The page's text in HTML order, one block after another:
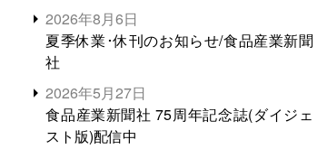
2026年8月6日
夏季休業･休刊のお知らせ/食品産業新聞
社
2026年5月27日
食品産業新聞社 75周年記念誌(ダイジェ
スト版)配信中